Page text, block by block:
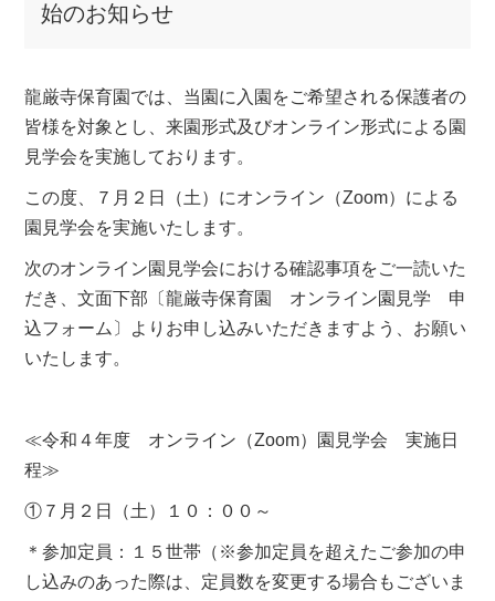
始のお知らせ
龍厳寺保育園では、当園に入園をご希望される保護者の
皆様を対象とし、来園形式及びオンライン形式による園
見学会を実施しております。
この度、７月２日（土）にオンライン（Zoom）による
園見学会を実施いたします。
次のオンライン園見学会における確認事項をご一読いた
だき、文面下部〔龍厳寺保育園 オンライン園見学 申
込フォーム〕よりお申し込みいただきますよう、お願い
いたします。
≪令和４年度 オンライン（Zoom）園見学会 実施日
程≫
①７月２日（土）１０：００～
＊参加定員：１５世帯（※参加定員を超えたご参加の申
し込みのあった際は、定員数を変更する場合もございま